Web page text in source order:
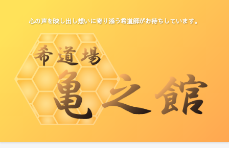
心の声を映し出し想いに寄り添う希道師がお待ちしています。